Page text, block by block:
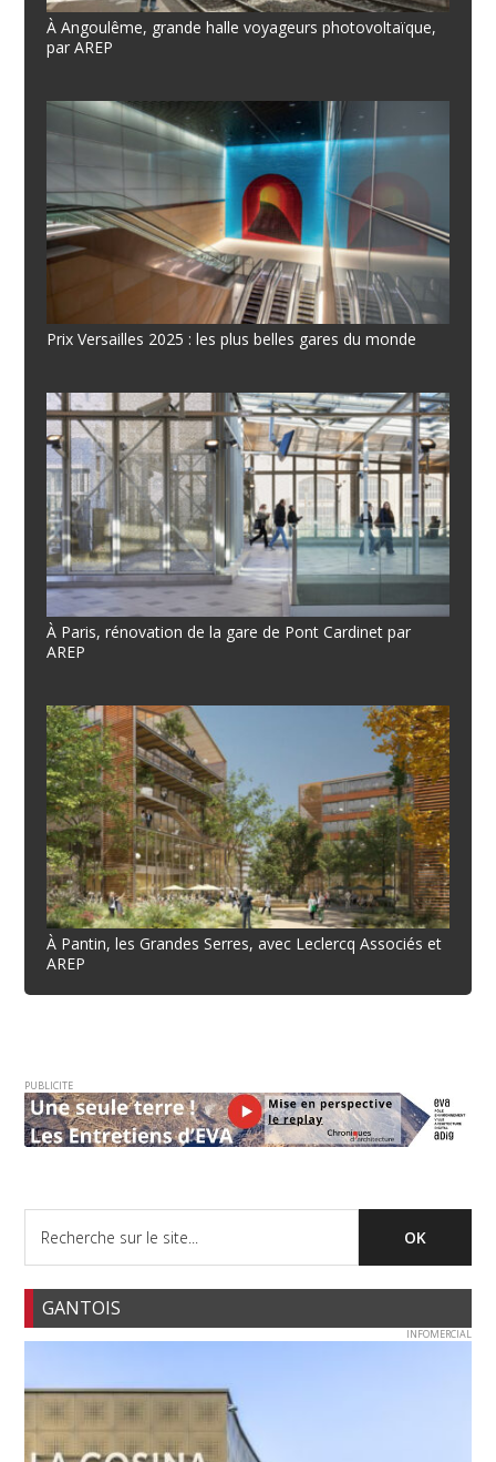
À Angoulême, grande halle voyageurs photovoltaïque,
par AREP
Prix Versailles 2025 : les plus belles gares du monde
À Paris, rénovation de la gare de Pont Cardinet par
AREP
À Pantin, les Grandes Serres, avec Leclercq Associés et
AREP
PUBLICITE
GANTOIS
INFOMERCIAL